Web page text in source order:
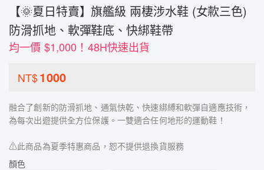
【🌞夏日特賣】旗艦級 兩棲涉水鞋 (女款三色)
防滑抓地、軟彈鞋底、快綁鞋帶
均一價 $1,000！48H快速出貨
NT$1000
融合了創新的防滑抓地、通氣快乾、快速綁縛和軟彈自適應技術，
為每次出遊提供全方位保護。一雙適合任何地形的運動鞋！
⚠此商品為夏季特惠商品，恕不提供退換貨服務
顏色